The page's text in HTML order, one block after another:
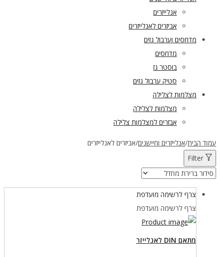
אנלייזרים
אביזרים לאנלייזרים
מדחסים וערבול גזים
מדחסים
בוסטר גז
סטיק ערבול גזים
מצלמות לצלילה
מצלמות לצלילה
אבזרים למצלמות צלילה
עמוד הבית/אנלייזרים וחיישנים/אביזרים לאנלייזרים
Filter
צרף לרשימה מועדפת
צרף לרשימה מועדפת
מתאם DIN לאנלייזר